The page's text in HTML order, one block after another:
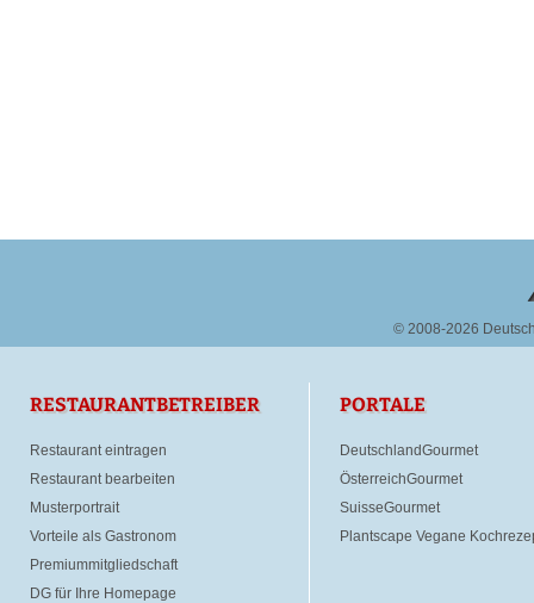
© 2008-2026
RESTAURANTBETREIBER
Restaurant eintragen
Restaurant bearbeiten
Musterportrait
Vorteile als Gastronom
Premiummitgliedschaft
DG für Ihre Homepage
PORTALE
DeutschlandGourmet
ÖsterreichGourmet
SuisseGourmet
Plantscape Vegane